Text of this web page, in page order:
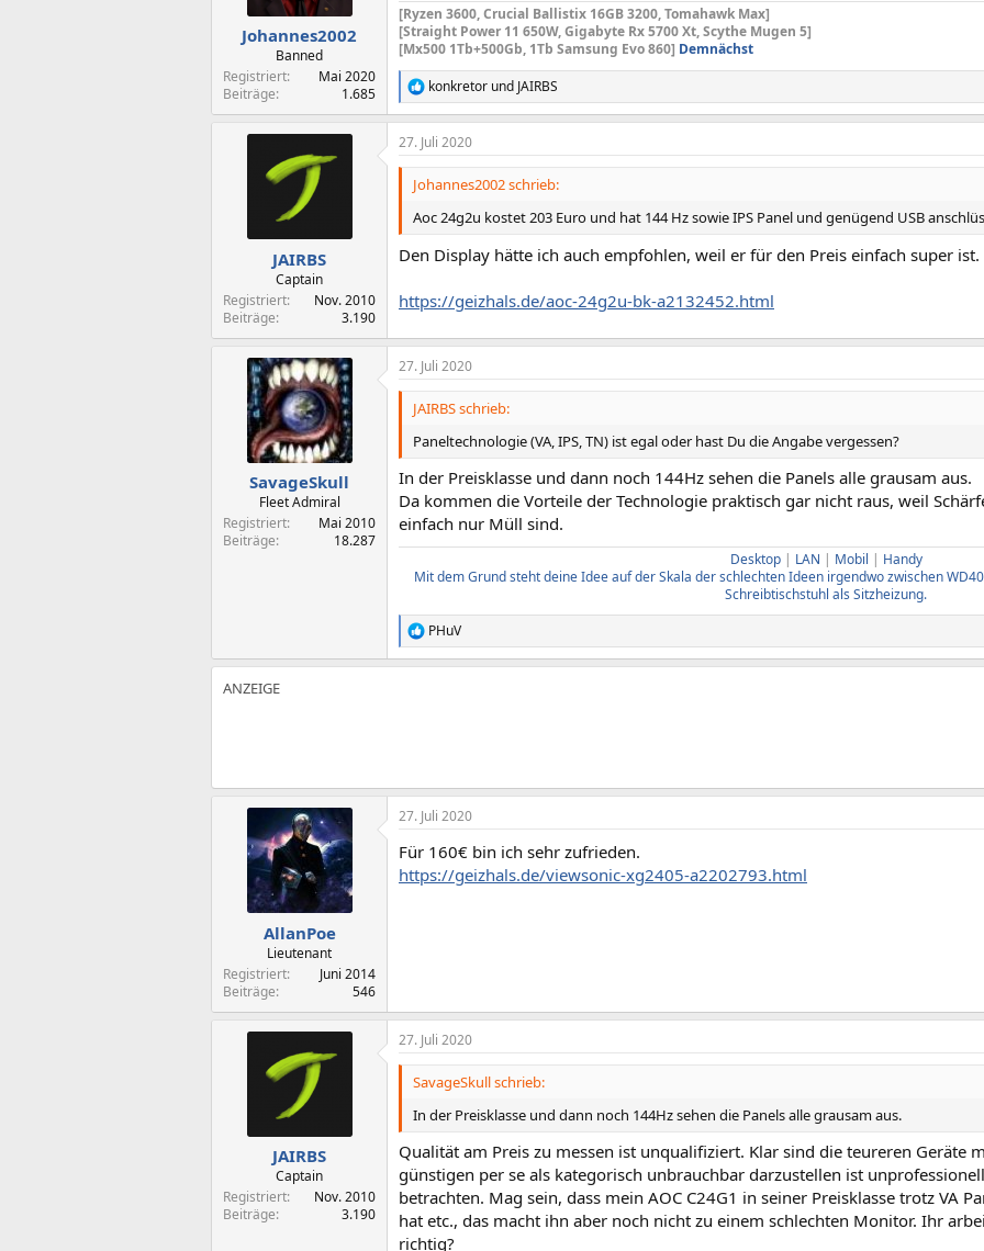
e
n
:
Johannes2002
Banned
Registriert
Mai 2020
Beiträge
1.685
[Ryzen 3600, Crucial Ballistix 16GB 3200, Tomahawk Max]
[Straight Power 11 650W, Gigabyte Rx 5700 Xt,Scythe Mugen 5]
[Mx500 1Tb+500Gb, 1Tb Samsung Evo 860] Demnächst
R
e
a
k
t
o
n
e
n
konkretor und JAIRBS
JAIRBS
Captain
Registriert
Nov. 2010
Beiträge
3.190
27. Juli 2020
Johannes2002 schrieb:
Aoc 24g2u kostet 203 Euro und hat 144 Hz sowie IPS Panel und genügend USB
Den Display hätte ich auch empfohlen, weil er für den Preis einfach super ist.
https://geizhals.de/aoc-24g2u-bk-a2132452.html
SavageSkull
Fleet Admiral
Registriert
Mai 2010
Beiträge
18.287
27. Juli 2020
JAIRBS schrieb:
Paneltechnologie (VA, IPS, TN) ist egal oder hast Du die Angabe vergessen?
In der Preisklasse und dann noch 144Hz sehen die Panels alle grausam aus.
Da kommen die Vorteile der Technologie praktisch gar nicht raus, weil
einfach nur Müll sind.
Desktop| LAN | Mobil | Handy
Mit dem Grund steht deine Idee auf der Skala der schlechten Ideen irgendwo zwischen
Schreibtischstuhl als Sitzheizung.
R
e
a
n
:
PHuV
AllanPoe
Lieutenant
Registriert
Juni 2014
Beiträge
546
27. Juli 2020
Für 160€ bin ich sehr zufrieden.
https://geizhals.de/viewsonic-xg2405-a2202793.html
JAIRBS
Captain
Registriert
Nov. 2010
Beiträge
3.190
27. Juli 2020
SavageSkull schrieb:
In der Preisklasse und dann noch 144Hz sehen die Panels alle grausam aus.
Qualität am Preis zu messen ist unqualifiziert. Klar sind die teureren Geräte
günstigen per se als kategorisch unbrauchbar darzustellen ist
betrachten. Mag sein, dass mein AOC C24G1 in seiner Preisklasse trotz VA
hat etc., das macht ihn aber noch nicht zu einem schlechten Monitor. Ihr
richtig?